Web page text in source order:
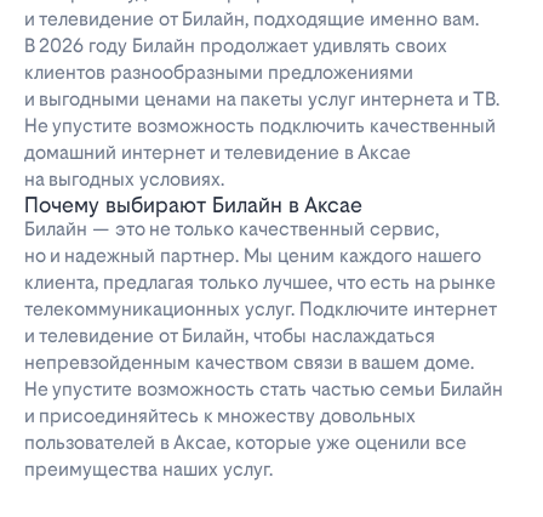
и телевидение от Билайн, подходящие именно вам.
В 2026 году Билайн продолжает удивлять своих
клиентов разнообразными предложениями
и выгодными ценами на пакеты услуг интернета и ТВ.
Не упустите возможность подключить качественный
домашний интернет и телевидение в Аксае
на выгодных условиях.
Почему выбирают Билайн в Аксае
Билайн — это не только качественный сервис,
но и надежный партнер. Мы ценим каждого нашего
клиента, предлагая только лучшее, что есть на рынке
телекоммуникационных услуг. Подключите интернет
и телевидение от Билайн, чтобы наслаждаться
непревзойденным качеством связи в вашем доме.
Не упустите возможность стать частью семьи Билайн
и присоединяйтесь к множеству довольных
пользователей в Аксае, которые уже оценили все
преимущества наших услуг.